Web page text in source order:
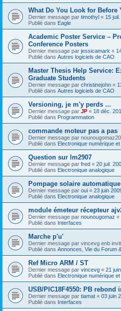
What Do You Look for
Dernier message par timothyl « 15
Publié dans Eagle
Academic Poster Service –
Conference Posters
Dernier message par jessicamark «
Publié dans Autres logiciels de CAO
Master Thesis Help Service:
Graduate Students
Dernier message par christinejohn «
Publié dans Autres logiciels de CAO
Versioning, je m'y perds ...
Dernier message par JP « 18 déc.
Publié dans Programmation
commande moteur pas a pas
Dernier message par
Publié dans Electronique numérique
Question sur lm2907
Dernier message par fred « 20 juil.
Publié dans Electronique analogique
Pompage solaire automatique
Dernier message par oui « 23 juin
Publié dans Electronique analogique
module émeteur récepteur
Dernier message par nounougomaz «
Publié dans Interfaces
Marche p'u'
Dernier message par vincevg enb
Publié dans Annonces, Vie du Forum
Ref Micro ARM / ST
Dernier message par vincevg « 21
Publié dans Electronique numérique
USB/PIC18F4550: PB rebond
Dernier message par tiamat « 03 juin
Publié dans Interfaces